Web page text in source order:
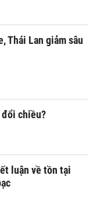
Thái Lan giảm sâu
đổi chiều?
luận về tồn tại